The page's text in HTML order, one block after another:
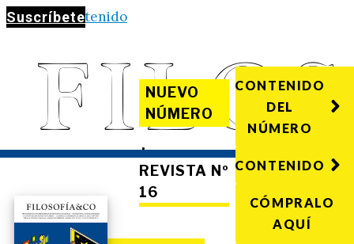
Suscríbete
Saltar al contenido
NUEVO
NÚMERO
·
REVISTA Nº
16
CONTENIDO
DEL
NÚMERO
CONTENIDO
CÓMPRALO
AQUÍ